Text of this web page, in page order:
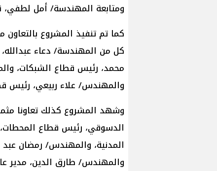
ومتابعة المهندسة/ أمل لطفي،
كما تم تنفيذ المشروع
كل من المهندسة/ دعاء
محمد، رئيس قطاع الشبكات،
والمهندس/ علاء ربيعي، رئيس
الدسوقي، رئيس قطاع
المدنية، والمهندس/ رمضان
والمهندس/ طارق الدين، مدير